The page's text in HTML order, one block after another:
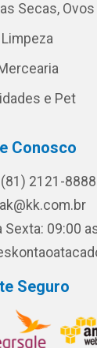
Secas, Ovos
Limpeza
e Pet
Conosco
(81) 2121-8888
Sexta: 09:00
Seguro